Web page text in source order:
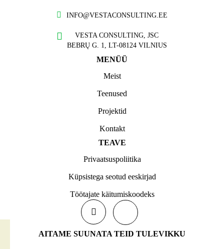
INFO@VESTACONSULTING.EE
VESTA CONSULTING, JSC
BEBRŲ G. 1, LT-08124 VILNIUS
MENÜÜ
Meist
Teenused
Projektid
Kontakt
TEAVE
Privaatsuspoliitika
Küpsistega seotud eeskirjad
Töötajate käitumiskoodeks
AITAME SUUNATA TEID TULEVIKKU